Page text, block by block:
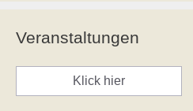
Veranstaltungen
Klick hier